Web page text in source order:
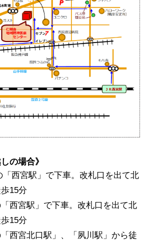
の場合》
「西宮駅」で下車。改札口を出て北
15分
西宮駅」で下車。改札口を出て北
15分
西宮北口駅」、「夙川駅」から徒